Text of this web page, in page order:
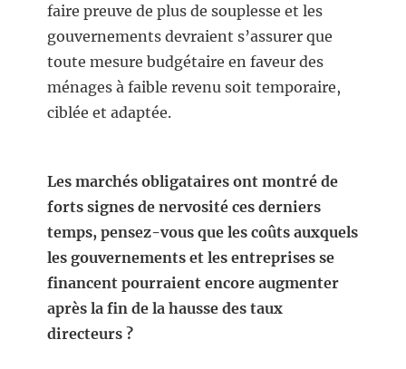
faire preuve de plus de souplesse et les
gouvernements devraient s’assurer que
toute mesure budgétaire en faveur des
ménages à faible revenu soit temporaire,
ciblée et adaptée.
Les marchés obligataires ont montré de
forts signes de nervosité ces derniers
temps, pensez-vous que les coûts auxquels
les gouvernements et les entreprises se
financent pourraient encore augmenter
après la fin de la hausse des taux
directeurs ?